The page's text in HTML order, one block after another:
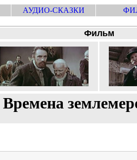
АУДИО-СКАЗКИ
Фильм
Времена